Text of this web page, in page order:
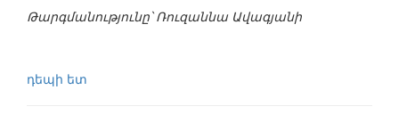
Թարգմանությունը՝ Ռուզաննա Ավագյանի
դեպի ետ